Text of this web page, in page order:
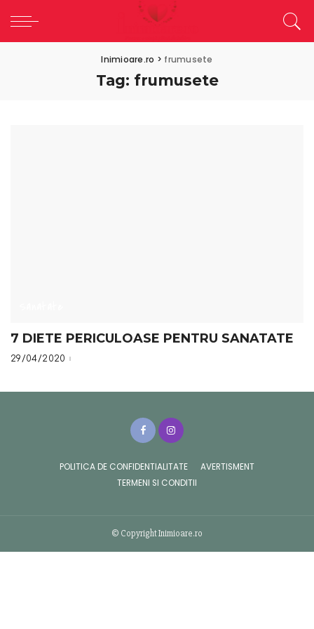
Inimioare.ro > frumusete
Tag: frumusete
7 DIETE PERICULOASE PENTRU SANATATE
29/04/2020
POLITICA DE CONFIDENTIALITATE
AVERTISMENT
TERMENI SI CONDITII
© Copyright Inimioare.ro